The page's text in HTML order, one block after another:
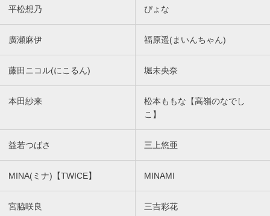
平松想乃 ぴょな
廣瀬麻伊 福原遥(まいんちゃん)
藤田ニコル(にこるん) 堀未央奈
本田紗来
松本ももな【高嶺のなでし
こ】
益若つばさ 三上悠亜
MINA(ミナ)【TWICE】 MINAMI
宮脇咲良 三吉彩花